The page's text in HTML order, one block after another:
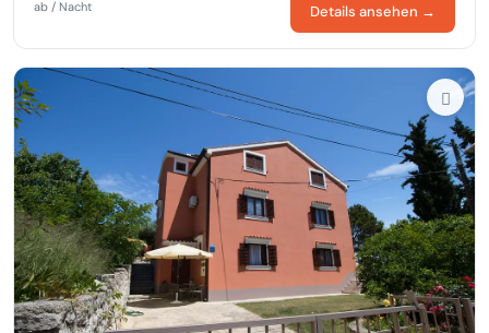
ab / Nacht Details ansehen →